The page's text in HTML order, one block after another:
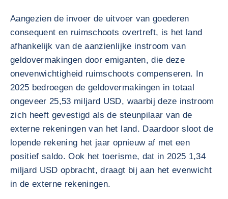
Aangezien de invoer de uitvoer van goederen
consequent en ruimschoots overtreft, is het land
afhankelijk van de aanzienlijke instroom van
geldovermakingen door emiganten, die deze
onevenwichtigheid ruimschoots compenseren. In
2025 bedroegen de geldovermakingen in totaal
ongeveer 25,53 miljard USD, waarbij deze instroom
zich heeft gevestigd als de steunpilaar van de
externe rekeningen van het land. Daardoor sloot de
lopende rekening het jaar opnieuw af met een
positief saldo. Ook het toerisme, dat in 2025 1,34
miljard USD opbracht, draagt bij aan het evenwicht
in de externe rekeningen.